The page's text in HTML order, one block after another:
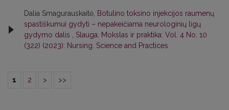
Dalia Smagurauskaitė, Botulino toksino injekcijos raumenų
spastiškumui gydyti – nepakeičiama neurologinių ligų
gydymo dalis , Slauga. Mokslas ir praktika: Vol. 4 No. 10
(322) (2023): Nursing. Science and Practices
1 2 > >>